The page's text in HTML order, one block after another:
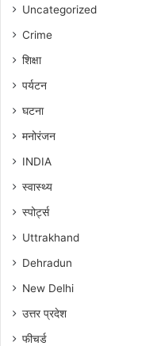
Uncategorized
Crime
शिक्षा
पर्यटन
घटना
मनोरंजन
INDIA
स्वास्थ्य
स्पोर्ट्स
Uttrakhand
Dehradun
New Delhi
उत्तर प्रदेश
फीचर्ड